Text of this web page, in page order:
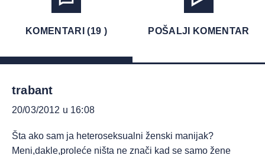
KOMENTARI (19 ) POŠALJI KOMENTAR
trabant
20/03/2012 u 16:08
Šta ako sam ja heteroseksualni ženski manijak?
Meni,dakle,proleće ništa ne znači kad se samo žene